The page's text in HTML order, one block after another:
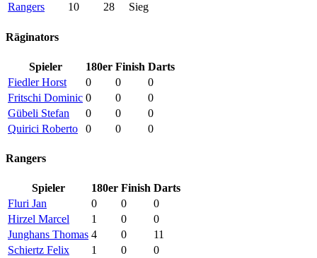
Rangers
10 28 Sieg
Räginators
Spieler 180er Finish Darts
Fiedler Horst
0 0
0
Fritschi Dominic 0 0
0
Gübeli Stefan
0 0
0
Quirici Roberto
0 0 0
Rangers
Spieler 180er Finish Darts
Fluri Jan
0 0
0
Hirzel Marcel
1 0
0
Junghans Thomas 4 0
11
Schiertz Felix
1 0
0